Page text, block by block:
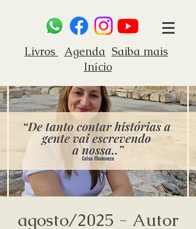
Livros Agenda Saiba mais
Início
agosto/2025 - Autor